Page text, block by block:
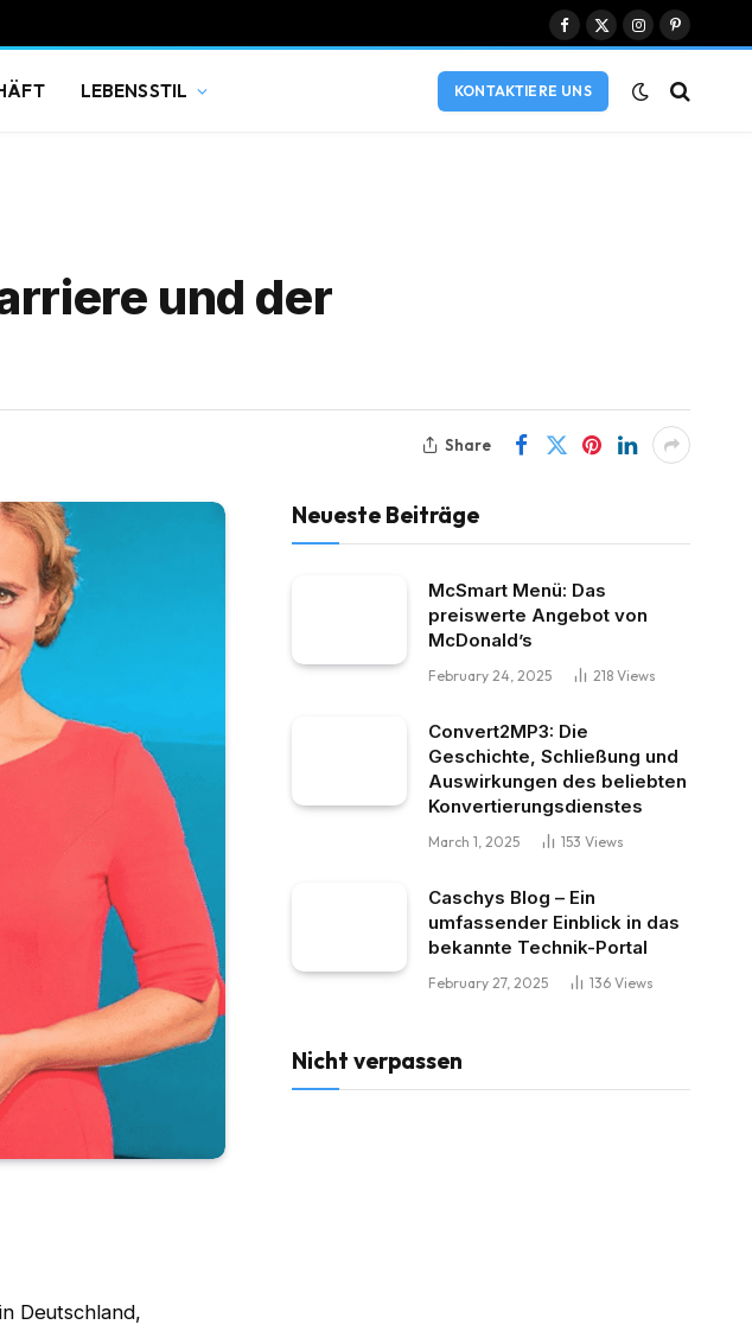
Facebook
X
InstagramPinterest
LEBENSSTIL KONTAKTIERE UNS
und der
Share
Deutschland,
Neueste Beiträge
McSmart Menü: Das
preiswerte Angebot von
McDonald’s
February 24, 2025 218 Views
Convert2MP3: Die
Geschichte, Schließung und
Auswirkungen des beliebten
Konvertierungsdienstes
March 1, 2025 153 Views
Caschys Blog – Ein
umfassender Einblick in das
bekannte Technik-Portal
February 27, 2025 136 Views
Nicht verpassen